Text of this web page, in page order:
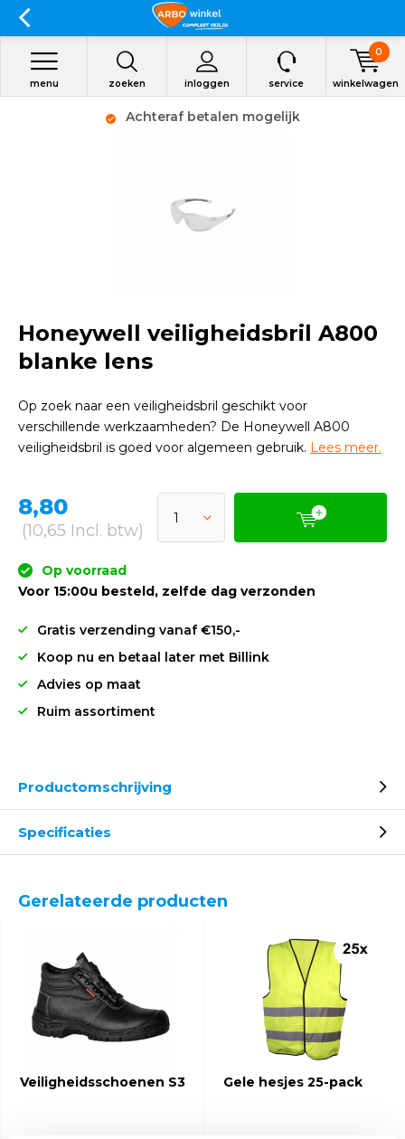
zoeken inloggen
menu service winkelwagen
0
Achteraf betalen mogelijk
Honeywell veiligheidsbril A800
blanke lens
Op zoek naar een veiligheidsbril geschikt voor
verschillende werkzaamheden? De Honeywell A800
veiligheidsbril is goed voor algemeen gebruik. Lees meer.
8,80
(10,65 Incl. btw)
Op voorraad
Voor 15:00u besteld, zelfde dag verzonden
Gratis verzending vanaf €150,-
Koop nu en betaal later met Billink
Advies op maat
Ruim assortiment
Productomschrijving
Specificaties
Gerelateerde producten
Veiligheidsschoenen S3 Gele hesjes 25-pack